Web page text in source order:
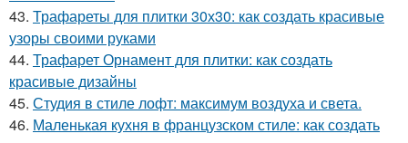
43. Трафареты для плитки 30х30: как создать красивые
узоры своими руками
44. Трафарет Орнамент для плитки: как создать
красивые дизайны
45. Студия в стиле лофт: максимум воздуха и света.
46. Маленькая кухня в французском стиле: как создать